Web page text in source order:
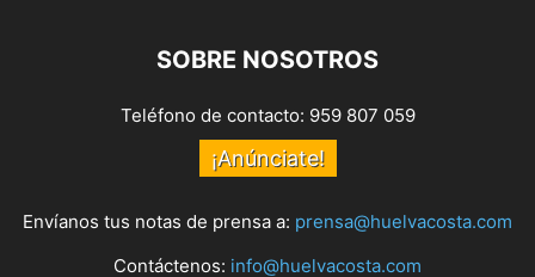
SOBRE NOSOTROS
Teléfono de contacto: 959 807 059
¡Anúnciate!
Envíanos tus notas de prensa a: prensa@huelvacosta.com
Contáctenos: info@huelvacosta.com